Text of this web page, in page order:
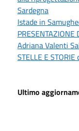
Sardegna
Istade in
Adriana Valenti
STELLE E
Ultimo